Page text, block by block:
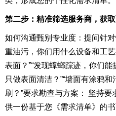
第二步：精准筛选服务商，获
如何沟通甄别专业度：提问针
重油污，你们用什么设备和工
表面？”“发现蟑螂踪迹，你们
只做表面清洁？”“墙面有涂鸦
刷？”要求勘查与方案： 坚持
供一份基于您《需求清单》的